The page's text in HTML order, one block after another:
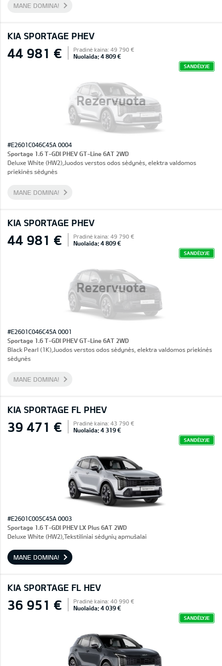
MANE DOMINA!
KIA SPORTAGE PHEV
Rezervuota
44 981 € Pradinė kaina: 49 790 €
Nuolaida: 4 809 €
SANDĖLYJE
#E2601C046C45A 0004
Sportage 1.6 T-GDI PHEV GT-Line 6AT 2WD
Deluxe White (HW2),Juodos verstos odos sėdynės, elektra valdomos
priekinės sėdynės
MANE DOMINA!
KIA SPORTAGE PHEV
Rezervuota
44 981 € Pradinė kaina: 49 790 €
Nuolaida: 4 809 €
SANDĖLYJE
#E2601C046C45A 0001
Sportage 1.6 T-GDI PHEV GT-Line 6AT 2WD
Black Pearl (1K),Juodos verstos odos sėdynės, elektra valdomos priekinės
sėdynės
MANE DOMINA!
KIA SPORTAGE FL PHEV
39 471 € Pradinė kaina: 43 790 €
Nuolaida: 4 319 €
SANDĖLYJE
#E2601C005C45A 0003
Sportage 1.6 T-GDI PHEV LX Plus 6AT 2WD
Deluxe White (HW2),Tekstiliniai sėdynių apmušalai
MANE DOMINA!
KIA SPORTAGE FL HEV
36 951 € Pradinė kaina: 40 990 €
Nuolaida: 4 039 €
SANDĖLYJE